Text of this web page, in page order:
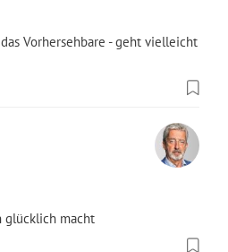
Vorhersehbare - geht vielleicht
glücklich macht